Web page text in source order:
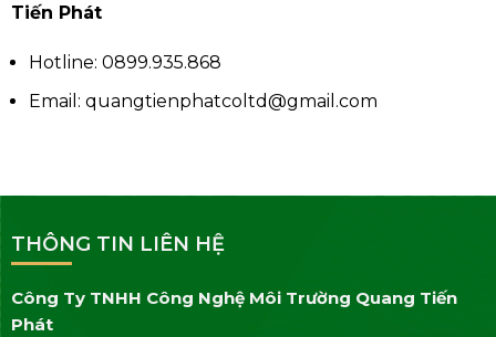
Tiến Phát
Hotline: 0899.935.868
Email: quangtienphatcoltd@gmail.com
THÔNG TIN LIÊN HỆ
Công Ty TNHH Công Nghệ Môi Trường Quang Tiến
Phát